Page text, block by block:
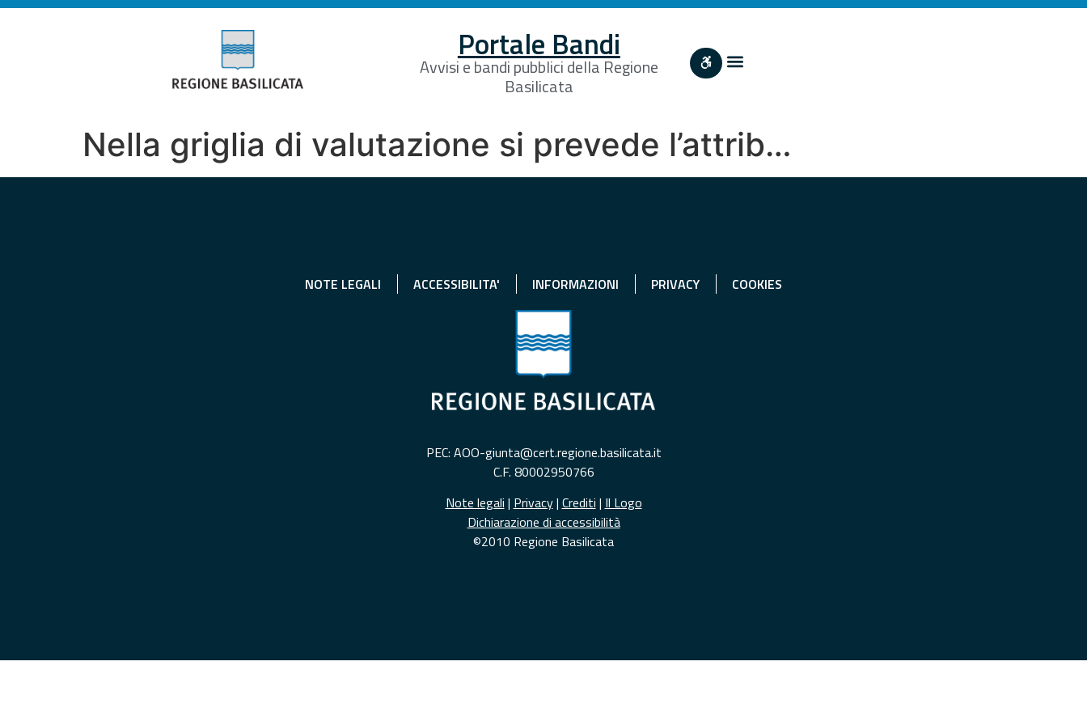
Portale Bandi
Avvisi e bandi pubblici della Regione
Basilicata
Nella griglia di valutazione si prevede l’attrib…
NOTE LEGALI ACCESSIBILITA' INFORMAZIONI PRIVACY COOKIES
PEC: AOO-giunta@cert.regione.basilicata.it
C.F. 80002950766
Note legali | Privacy| Crediti | Il Logo
Dichiarazione di accessibilità
©2010 Regione Basilicata